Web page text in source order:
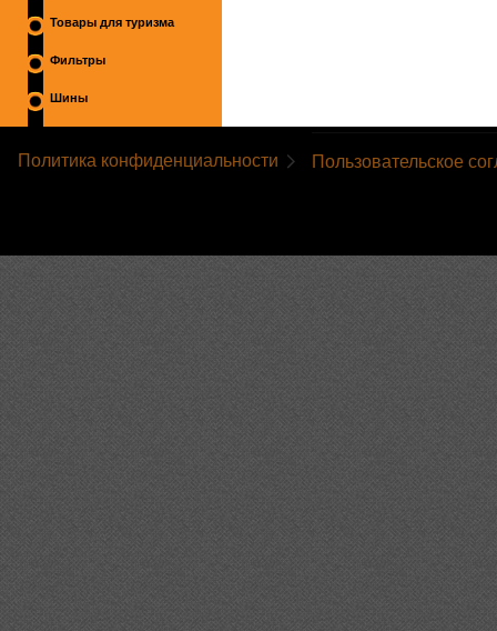
Товары для туризма
Фильтры
Шины
Политика конфиденциальности Пользовательское